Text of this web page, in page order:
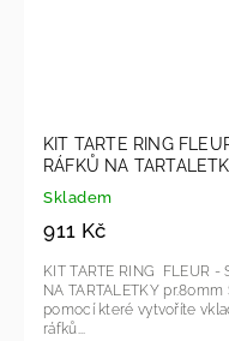
KIT TARTE RING FLEUR - SADA SILIKONOVÉ FORMY A
RÁFKŮ NA
Skladem
911 Kč
KIT TARTE RING FLEUR -
NA TARTALETKY pr.80mm Sada obsahuje silikonovou formu
pomocí které vytvoříte
ráfků...